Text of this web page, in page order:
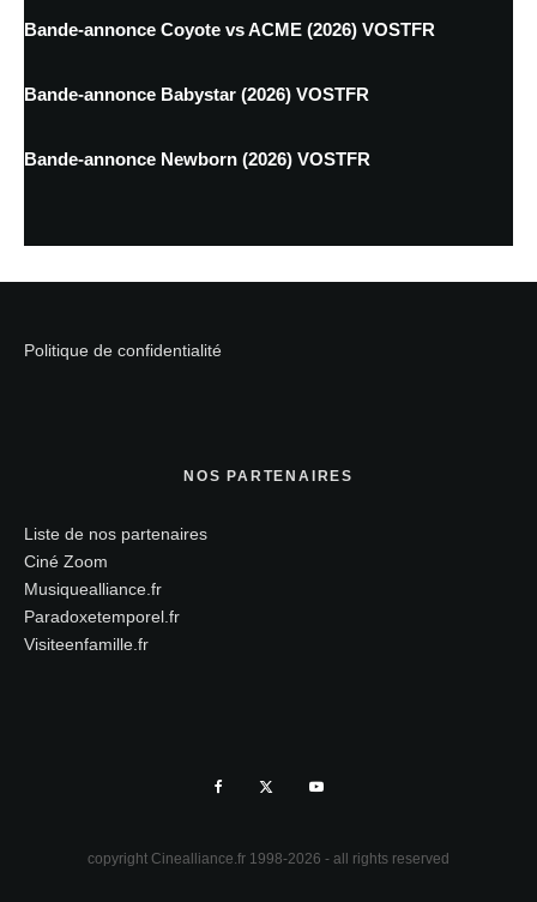
Bande-annonce Coyote vs ACME (2026) VOSTFR
Bande-annonce Babystar (2026) VOSTFR
Bande-annonce Newborn (2026) VOSTFR
Politique de confidentialité
NOS PARTENAIRES
Liste de nos partenaires
Ciné Zoom
Musiquealliance.fr
Paradoxetemporel.fr
Visiteenfamille.fr
copyright Cinealliance.fr 1998-2026 - all rights reserved